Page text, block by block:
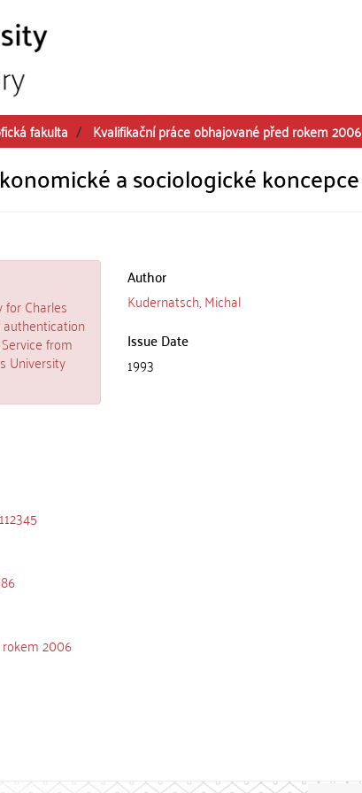
fakulta Kvalifikační práce obhajované před rokem 2006
a sociologické koncepce
Charles
from
University
2006
Author
Kudernatsch, Michal
Issue Date
1993